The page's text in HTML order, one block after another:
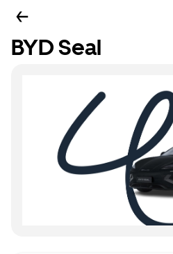
BYD Seal